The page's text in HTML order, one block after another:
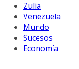
Zulia
Venezuela
Mundo
Sucesos
Economía